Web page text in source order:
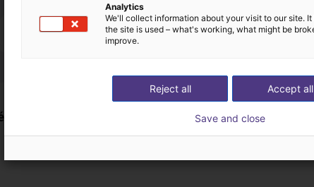
Montrez-nous votre application
Nous
Analytics
We'll collect information about your visit to our site.
the site is used – what's working, what might be
improve.
Accept all
Reject all
Save and close